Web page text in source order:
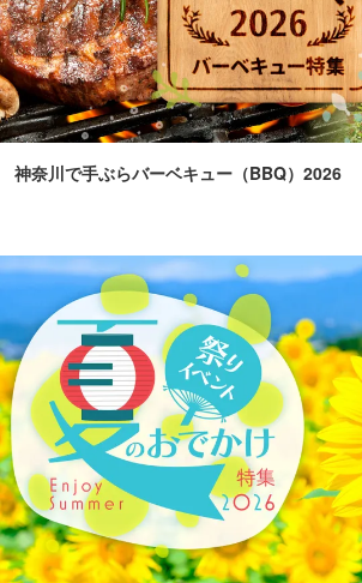
神奈川で手ぶらバーベキュー（BBQ）2026